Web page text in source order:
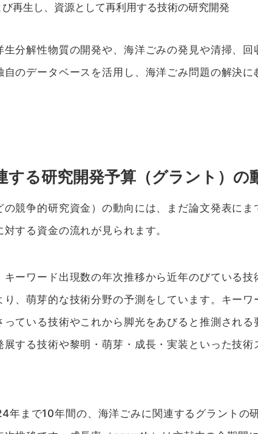
再生し、資源として再利用する技術の研究開発
分解性物質の開発や、海洋ごみの発見や清掃、回
自のデータベースを活用し、海洋ごみ問題の解決
する研究開発予算（グラント）の
の競争的研究資金）の動向には、まだ論文発表にま
する資金の流れが見られます。
キーワード出現数の年次推移から近年のびている
、萌芽的な技術分野の予測をしています。キーワ
ている技術やこれから脚光をあびると推測される
展する技術や黎明・萌芽・成長・実装といった技
年まで10年間の、海洋ごみに関連するグラントの